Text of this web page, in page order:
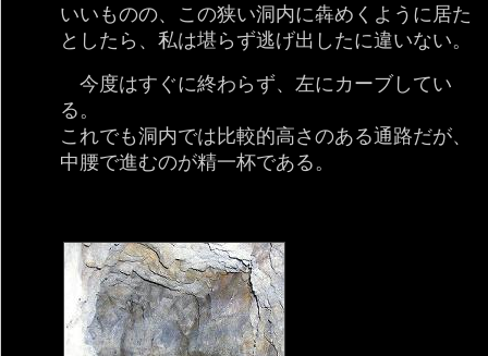
いいものの、この狭い洞内に犇めくように居た
としたら、私は堪らず逃げ出したに違いない。
今度はすぐに終わらず、左にカーブしてい
る。
これでも洞内では比較的高さのある通路だが、
中腰で進むのが精一杯である。